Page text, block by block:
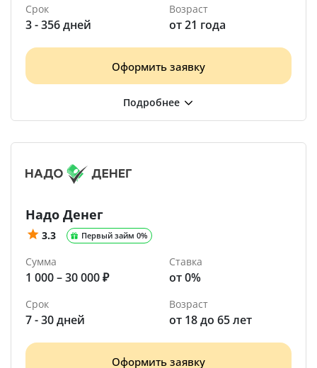
Срок
3 - 356 дней
Возраст
от 21 года
Оформить заявку
Надо Денег
3.3 Первый займ 0%
Сумма
1 000 – 30 000 ₽
Ставка
от 0%
Срок
7 - 30 дней
Возраст
от 18 до 65 лет
Оформить заявку